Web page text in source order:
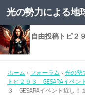
コンテンツへスキ
光の勢力による地
返信先: 自由投稿トピ２
日！
ホーム › フォーラム › 光の勢
トピ２９３ GESARAイベン
３ GESARAイベント近し！